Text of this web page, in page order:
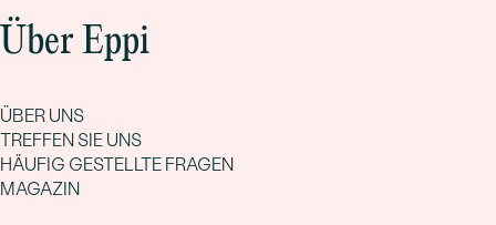
Über Eppi
ÜBER UNS
TREFFEN SIE UNS
HÄUFIG GESTELLTE FRAGEN
MAGAZIN